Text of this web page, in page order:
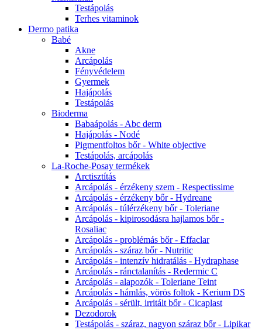
Testápolás
Terhes vitaminok
Dermo patika
Babé
Akne
Arcápolás
Fényvédelem
Gyermek
Hajápolás
Testápolás
Bioderma
Babaápolás - Abc derm
Hajápolás - Nodé
Pigmentfoltos bőr - White objective
Testápolás, arcápolás
La-Roche-Posay termékek
Arctisztítás
Arcápolás - érzékeny szem - Respectissime
Arcápolás - érzékeny bőr - Hydreane
Arcápolás - túlérzékeny bőr - Toleriane
Arcápolás - kipirosodásra hajlamos bőr -
Rosaliac
Arcápolás - problémás bőr - Effaclar
Arcápolás - száraz bőr - Nutritic
Arcápolás - intenzív hidratálás - Hydraphase
Arcápolás - ránctalanítás - Redermic C
Arcápolás - alapozók - Toleriane Teint
Arcápolás - hámlás, vörös foltok - Kerium DS
Arcápolás - sérült, irritált bőr - Cicaplast
Dezodorok
Testápolás - száraz, nagyon száraz bőr - Lipikar